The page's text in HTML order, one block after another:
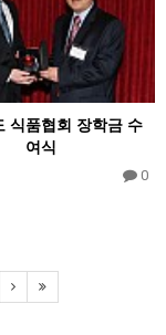
식품협회 장학금 수
여식
0